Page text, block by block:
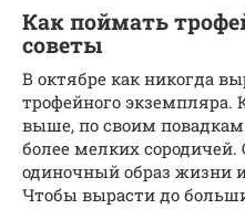
Как поймать
советы
В октябре как никогда
трофейного
выше, по своим
более мелких
одиночный образ жизни
Чтобы вырасти до